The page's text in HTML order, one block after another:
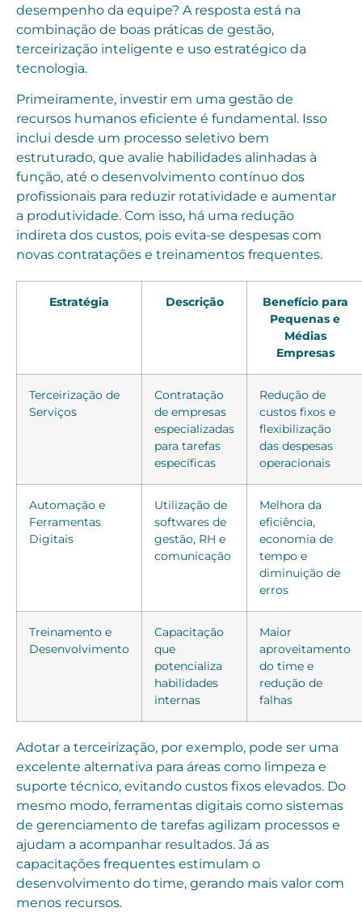
desempenho da equipe? A resposta está na
combinação de boas práticas de gestão,
terceirização inteligente e uso estratégico da
tecnologia.
Primeiramente, investir em uma gestão de
recursos humanos eficiente é fundamental. Isso
inclui desde um processo seletivo bem
estruturado, que avalie habilidades alinhadas à
função, até o desenvolvimento contínuo dos
profissionais para reduzir rotatividade e aumentar
a produtividade. Com isso, há uma redução
indireta dos custos, pois evita-se despesas com
novas contratações e treinamentos frequentes.
Estratégia Descrição
Benefício para
Pequenas e
Médias
Empresas
Terceirização de
Serviços
Contratação
de empresas
especializadas
para tarefas
específicas
Redução de
custos fixos e
flexibilização
das despesas
operacionais
Automação e
Ferramentas
Digitais
Utilização de
softwares de
gestão, RH e
comunicação
Melhora da
eficiência,
economia de
tempo e
diminuição de
erros
Treinamento e
Desenvolvimento
Capacitação
que
potencializa
habilidades
internas
Maior
aproveitamento
do time e
redução de
falhas
Adotar a terceirização, por exemplo, pode ser uma
excelente alternativa para áreas como limpeza e
suporte técnico, evitando custos fixos elevados. Do
mesmo modo, ferramentas digitais como sistemas
de gerenciamento de tarefas agilizam processos e
ajudam a acompanhar resultados. Já as
capacitações frequentes estimulam o
desenvolvimento do time, gerando mais valor com
menos recursos.